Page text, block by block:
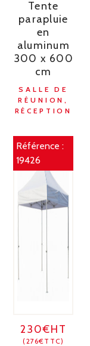
Tente
parapluie
en
aluminum
300 x 600
cm
SALLE DE
RÉUNION,
RÉCEPTION
Référence :
19426
230€HT
(276€TTC)